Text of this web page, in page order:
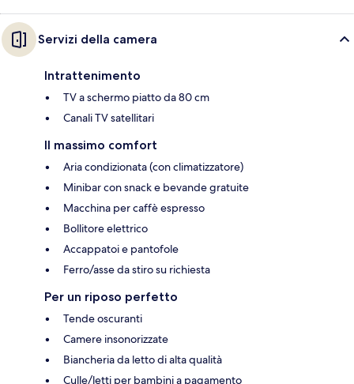
Servizi della camera
Intrattenimento
TV a schermo piatto da 80 cm
Canali TV satellitari
Il massimo comfort
Aria condizionata (con climatizzatore)
Minibar con snack e bevande gratuite
Macchina per caffè espresso
Bollitore elettrico
Accappatoi e pantofole
Ferro/asse da stiro su richiesta
Per un riposo perfetto
Tende oscuranti
Camere insonorizzate
Biancheria da letto di alta qualità
Culle/letti per bambini a pagamento